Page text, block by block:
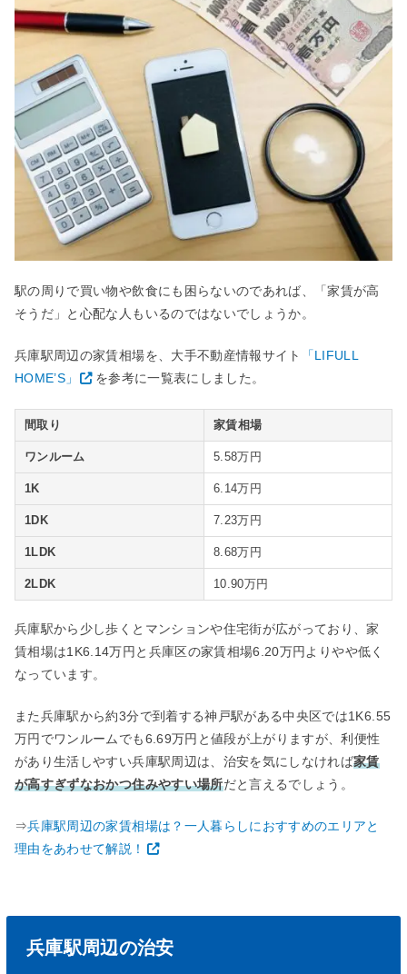
駅の周りで買い物や飲食にも困らないのであれば、「家賃が高
そうだ」と心配な人もいるのではないでしょうか。
兵庫駅周辺の家賃相場を、大手不動産情報サイト
「LIFULL
HOME’S」
を参考に一覧表にしました。
間取り 家賃相場
ワンルーム 5.58万円
1K 6.14万円
1DK 7.23万円
1LDK 8.68万円
2LDK 10.90万円
兵庫駅から少し歩くとマンションや住宅街が広がっており、家
賃相場は1K6.14万円と兵庫区の家賃相場6.20万円よりやや低く
なっています。
また兵庫駅から約3分で到着する神戸駅がある中央区では1K6.55
万円でワンルームでも6.69万円と値段が上がりますが、利便性
があり生活しやすい兵庫駅周辺は、治安を気にしなければ家賃
が高すぎずなおかつ住みやすい場所だと言えるでしょう。
⇒兵庫駅周辺の家賃相場は？一人暮らしにおすすめのエリアと
理由をあわせて解説！
兵庫駅周辺の治安